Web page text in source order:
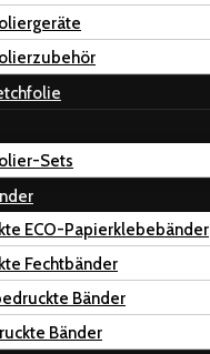
Sets
ECO-Papierklebebänder
Fechtbänder
Bänder
Bänder